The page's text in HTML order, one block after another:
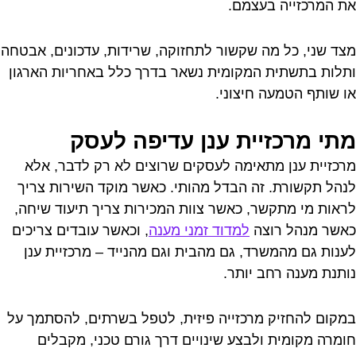
את המרכזייה בעצמם.
מצד שני, כל מה שקשור לתחזוקה, שרידות, עדכונים, אבטחה
ותלות בתשתית המקומית נשאר בדרך כלל באחריות הארגון
או שותף הטמעה חיצוני.
מתי מרכזיית ענן עדיפה לעסק
מרכזיית ענן מתאימה לעסקים שרוצים לא רק לדבר, אלא
לנהל תקשורת. זה הבדל מהותי. כאשר מוקד השירות צריך
לראות מי מתקשר, כאשר צוות המכירות צריך תיעוד שיחה,
כאשר מנהל רוצה למדוד זמני מענה, וכאשר עובדים צריכים
לענות גם מהמשרד, גם מהבית וגם מהנייד – מרכזיית ענן
נותנת מענה רחב יותר.
במקום להחזיק מרכזייה פיזית, לטפל בשרתים, להסתמך על
חומרה מקומית ולבצע שינויים דרך גורם טכני, מקבלים